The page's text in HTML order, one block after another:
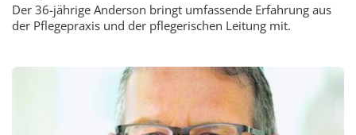
Der 36-jährige Anderson bringt umfassende Erfahrung aus
der Pflegepraxis und der pflegerischen Leitung mit.